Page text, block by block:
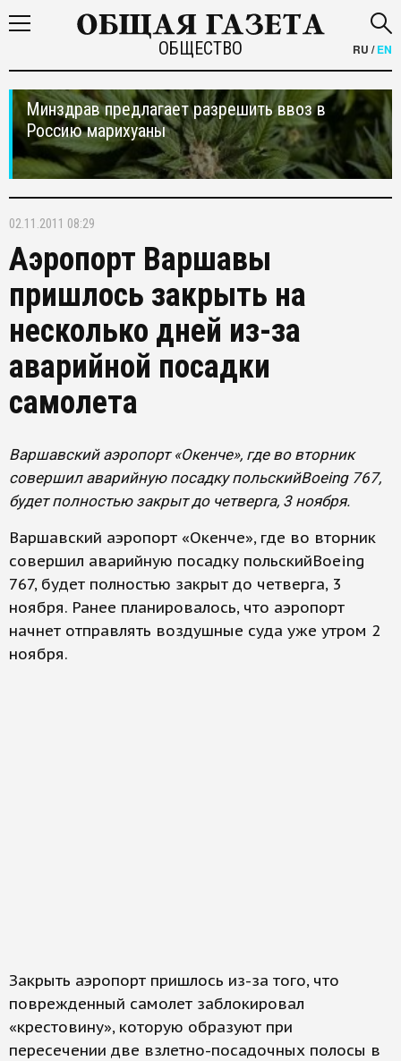
ОБЩЕСТВО RU /EN
Минздрав предлагает разрешить ввоз в
Россию марихуаны
02.11.2011 08:29
Аэропорт Варшавы
пришлось закрыть на
несколько дней из-за
аварийной посадки
самолета
Варшавский аэропорт «Окенче», где во вторник
совершил аварийную посадку польскийBoeing 767,
будет полностью закрыт до четверга, 3 ноября.
Варшавский аэропорт «Окенче», где во вторник
совершил аварийную посадку польскийBoeing
767, будет полностью закрыт до четверга, 3
ноября. Ранее планировалось, что аэропорт
начнет отправлять воздушные суда уже утром 2
ноября.
Закрыть аэропорт пришлось из-за того, что
поврежденный самолет заблокировал
«крестовину», которую образуют при
пересечении две взлетно-посадочных полосы в